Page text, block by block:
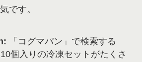
です。
「コグマパン」で検索する
個入りの冷凍セットがたくさ